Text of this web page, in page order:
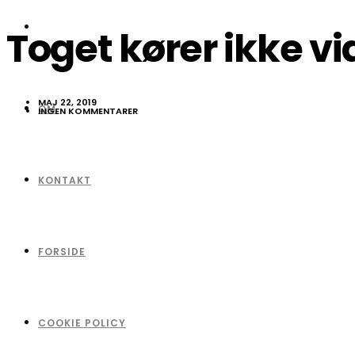
OM
KONTAKT
FORSIDE
COOKIE POLICY
Toget kører ikke
MAJ 22, 2019
INGEN KOMMENTARER